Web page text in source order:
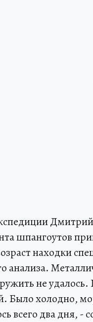
шпангоутов
находки
анализа.
не
Было холодно,
всего два дня,